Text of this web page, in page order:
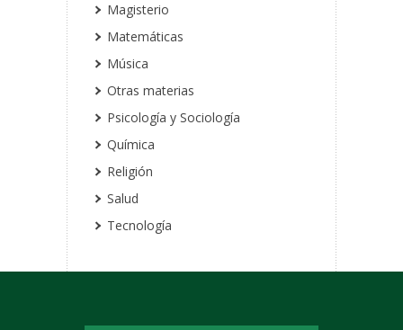
Magisterio
Matemáticas
Música
Otras materias
Psicología y Sociología
Química
Religión
Salud
Tecnología